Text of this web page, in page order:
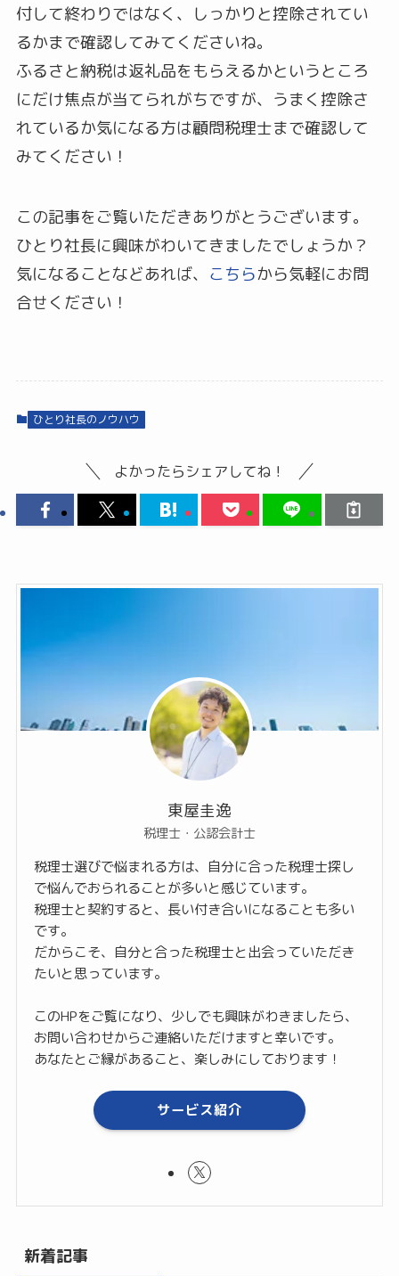
付して終わりではなく、しっかりと控除されてい
るかまで確認してみてくださいね。
ふるさと納税は返礼品をもらえるかというところ
にだけ焦点が当てられがちですが、うまく控除さ
れているか気になる方は顧問税理士まで確認して
みてください！
この記事をご覧いただきありがとうございます。
ひとり社長に興味がわいてきましたでしょうか？
気になることなどあれば、 こちらから気軽にお問
合せください！
ひとり社長のノウハウ
よかったらシェアしてね！
東屋圭逸
税理士・公認会計士
税理士選びで悩まれる方は、自分に合った税理士探し
で悩んでおられることが多いと感じています。
税理士と契約すると、長い付き合いになることも多い
です。
だからこそ、自分と合った税理士と出会っていただき
たいと思っています。
このHPをご覧になり、少しでも興味がわきましたら、
お問い合わせからご連絡いただけますと幸いです。
あなたとご縁があること、楽しみにしております！
サービス紹介
新着記事